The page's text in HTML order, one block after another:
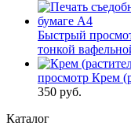
Быстрый
тонкой
просмотр Крем
350 руб.
Каталог